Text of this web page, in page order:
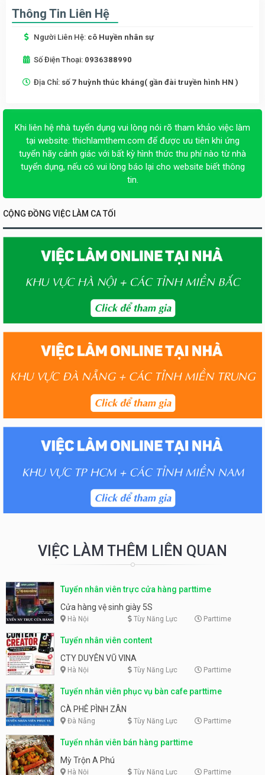
Thông Tin Liên Hệ
Người Liên Hệ: cô Huyền nhân sự
Số Điện Thoại: 0936388990
Địa Chỉ: số 7 huỳnh thúc kháng( gần đài truyền hình HN )
Khi liên hệ nhà tuyển dụng vui lòng nói rõ tham khảo việc làm
tại website: thichlamthem.com để được ưu tiên khi ứng
tuyển hãy cảnh giác với bất kỳ hình thức thu phí nào từ nhà
tuyển dụng, nếu có vui lòng báo lại cho website biết thông
tin.
CỘNG ĐỒNG VIỆC LÀM CA TỐI
VIỆC LÀM THÊM LIÊN QUAN
Tuyển nhân viên trực cửa hàng parttime
Cửa hàng vệ sinh giày 5S
Hà Nội Tùy Năng Lực Parttime
Tuyển nhân viên content
CTY DUYÊN VŨ VINA
Hà Nội Tùy Năng Lực Parttime
Tuyển nhân viên phục vụ bàn cafe parttime
CÀ PHÊ PÌNH ZÂN
Đà Nẵng Tùy Năng Lực Parttime
Tuyển nhân viên bán hàng parttime
Mỳ Trộn A Phú
Hà Nội Tùy Năng Lực Parttime